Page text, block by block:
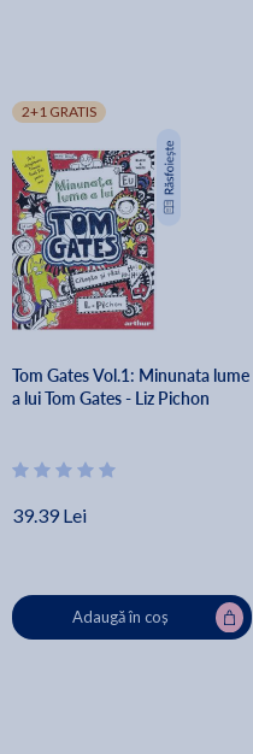
2+1 GRATIS
Tom Gates Vol.1: Minunata lume
a lui Tom Gates - Liz Pichon
39.39 Lei
Adaugă în coș